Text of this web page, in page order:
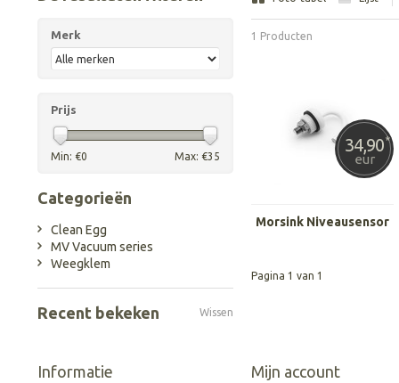
1 Producten
34,90*
eur
Morsink Niveausensor
Pagina 1 van 1
Merk
Prijs
Min: €0 Max: €35
Categorieën
Clean Egg
MV Vacuum series
Weegklem
Recent bekeken Wissen
Informatie Mijn account